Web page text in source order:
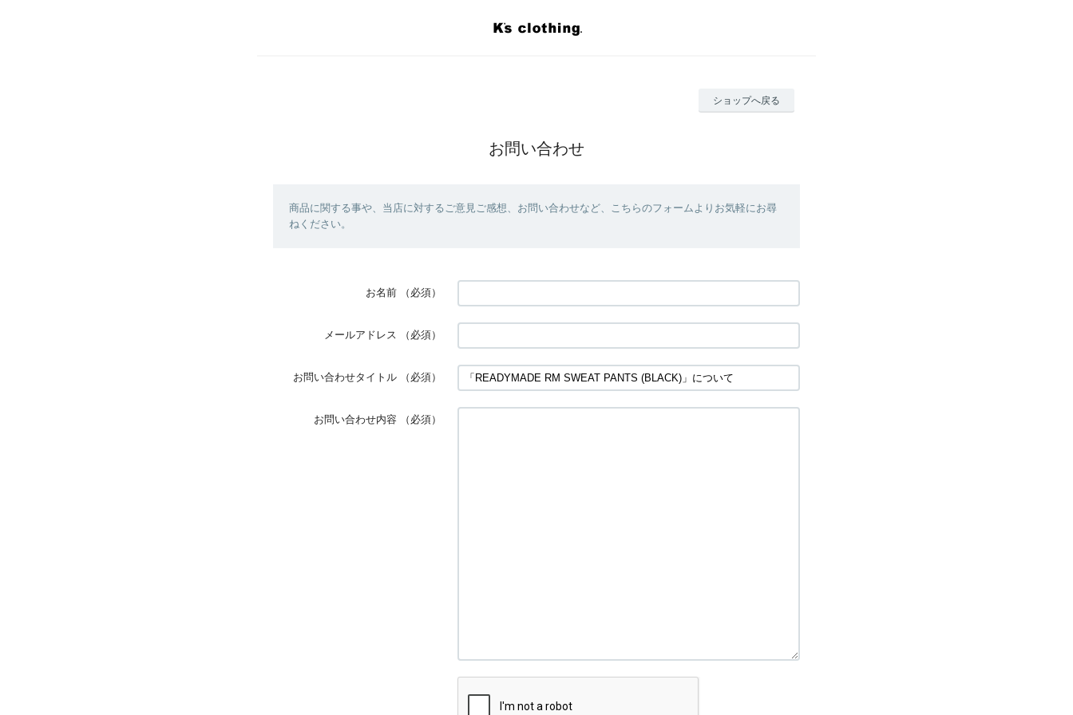
ショップへ戻る
お問い合わせ
商品に関する事や、当店に対するご意見ご感想、お問い合わせなど、こちらのフォームよりお気軽にお尋
ねください。
お名前 （必須）
メールアドレス （必須）
お問い合わせタイトル （必須）
お問い合わせ内容 （必須）